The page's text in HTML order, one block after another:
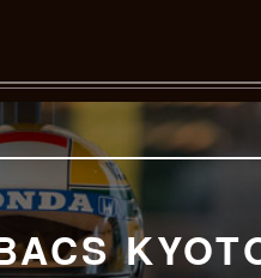
Contents
特集一覧
Information一覧